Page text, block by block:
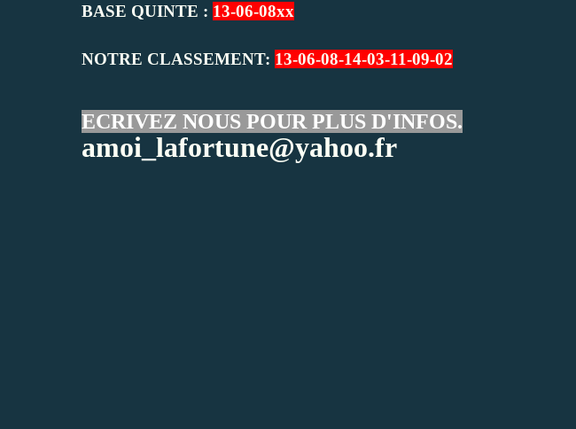
BASE QUINTE : 13-06-08xx
NOTRE CLASSEMENT: 13-06-08-14-03-11-09-02
ECRIVEZ NOUS POUR PLUS D'INFOS.
amoi_lafortune@yahoo.fr